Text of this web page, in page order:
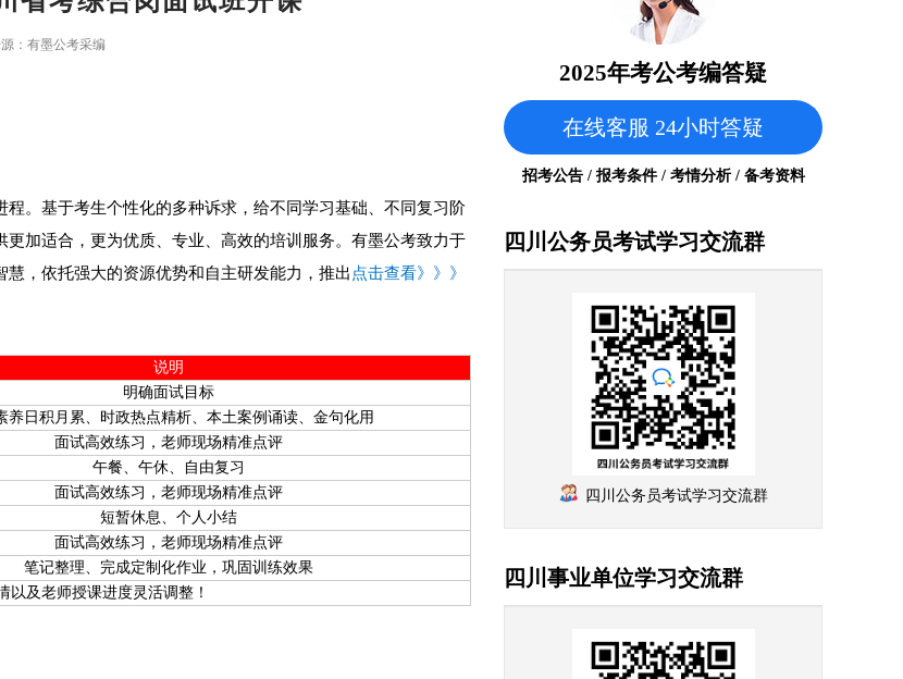
：有墨公考采编
基于考生个性化的多种诉求，给不同学习基础、不同复习阶
加适合，更为优质、专业、高效的培训服务。有墨公考致力于
，依托强大的资源优势和自主研发能力，推出 点击查看》》》
说明
明确面试目标
养日积月累、时政热点精析、本土案例诵读、金句化用
面试高效练习，老师现场精准点评
午餐、午休、自由复习
面试高效练习，老师现场精准点评
短暂休息、个人小结
面试高效练习，老师现场精准点评
笔记整理、完成定制化作业，巩固训练效果
以及老师授课进度灵活调整！
2025年考公考编答疑
在线客服 24小时答疑
招考公告 / 报考条件 / 考情分析 / 备考资料
四川公务员考试学习交流群
四川公务员考试学习交流群
四川事业单位学习交流群